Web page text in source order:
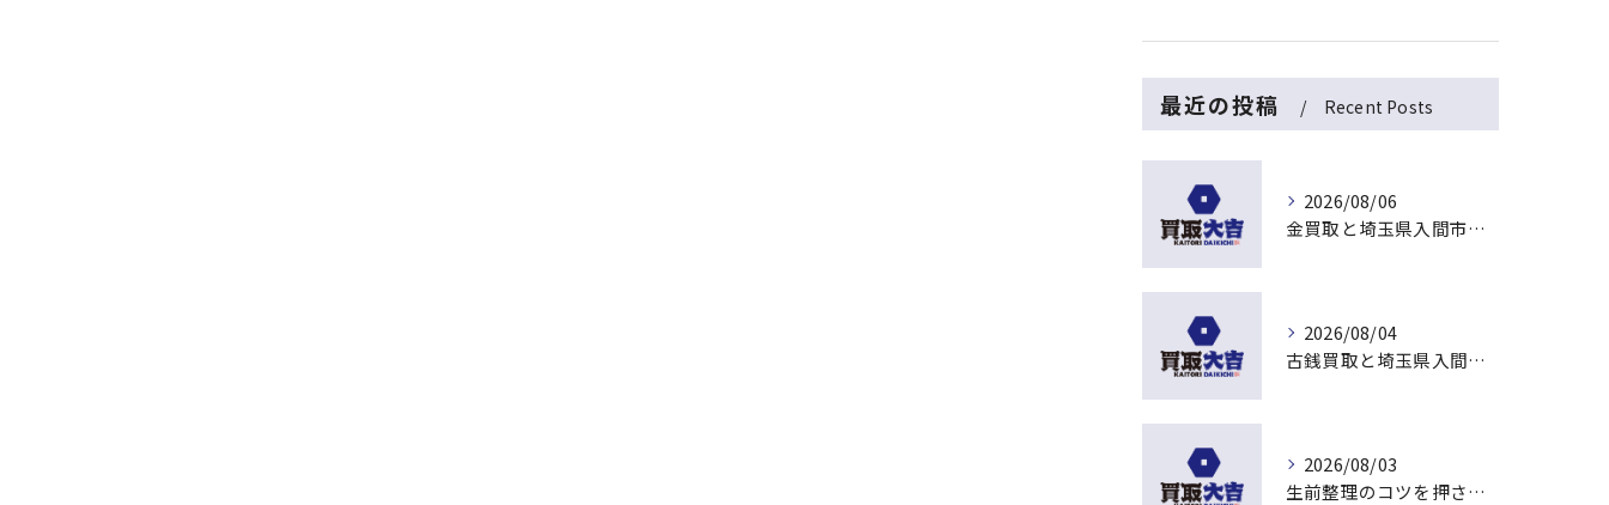
最近の投稿 Recent Posts
2026/08/06
金買取と埼玉県入間市下藤沢で無料査定を活用した今売るべきか判断する最新ガイド
2026/08/04
古銭買取と埼玉県入間市東藤沢でおすすめの査定比較と相場チェックポイント
2026/08/03
生前整理のコツを押さえて埼玉県入間市上藤沢で安心して進める方法